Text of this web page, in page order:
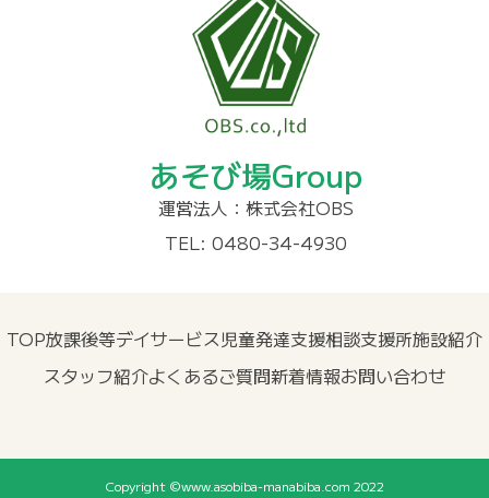
あそび場Group
運営法人：株式会社OBS
TEL: 0480-34-4930
TOP放課後等デイサービス児童発達支援相談支援所施設紹介
スタッフ紹介よくあるご質問新着情報お問い合わせ
Copyright ©www.asobiba-manabiba.com 2022